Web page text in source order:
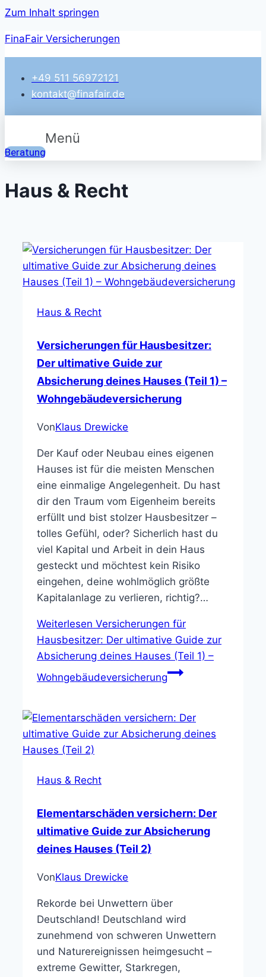
Zum Inhalt springen
FinaFair Versicherungen
+49 511 56972121
kontakt@finafair.de
Menü
Beratung
Haus & Recht
Haus & Recht
Versicherungen für Hausbesitzer:
Der ultimative Guide zur
Absicherung deines Hauses (Teil 1) –
Wohngebäudeversicherung
VonKlaus Drewicke
Der Kauf oder Neubau eines eigenen
Hauses ist für die meisten Menschen
eine einmalige Angelegenheit. Du hast
dir den Traum vom Eigenheim bereits
erfüllt und bist stolzer Hausbesitzer –
tolles Gefühl, oder? Sicherlich hast du
viel Kapital und Arbeit in dein Haus
gesteckt und möchtest kein Risiko
eingehen, deine wohlmöglich größte
Kapitalanlage zu verlieren, richtig?…
Weiterlesen Versicherungen für
Hausbesitzer: Der ultimative Guide zur
Absicherung deines Hauses (Teil 1) –
Wohngebäudeversicherung
Haus & Recht
Elementarschäden versichern: Der
ultimative Guide zur Absicherung
deines Hauses (Teil 2)
VonKlaus Drewicke
Rekorde bei Unwettern über
Deutschland! Deutschland wird
zunehmend von schweren Unwettern
und Naturereignissen heimgesucht –
extreme Gewitter, Starkregen,